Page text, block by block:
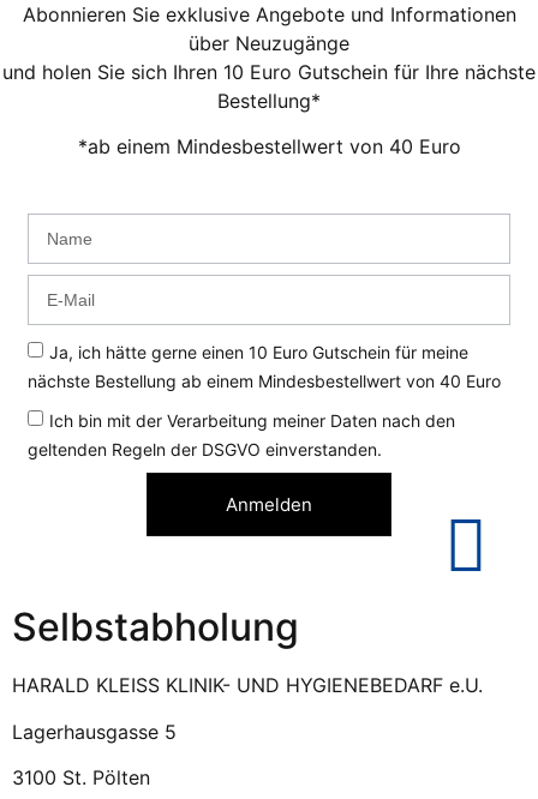
Abonnieren Sie exklusive Angebote und Informationen
über Neuzugänge
und holen Sie sich Ihren 10 Euro Gutschein für Ihre nächste
Bestellung*
*ab einem Mindesbestellwert von 40 Euro
Ja, ich hätte gerne einen 10 Euro Gutschein für meine
nächste Bestellung ab einem Mindesbestellwert von 40 Euro
Ich bin mit der Verarbeitung meiner Daten nach den
geltenden Regeln der DSGVO einverstanden.
Anmelden
Selbstabholung
HARALD KLEISS KLINIK- UND HYGIENEBEDARF e.U.
Lagerhausgasse 5
3100 St. Pölten